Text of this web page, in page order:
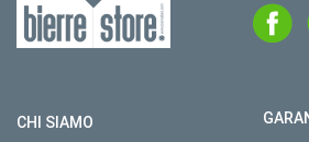
CHI SIAMO